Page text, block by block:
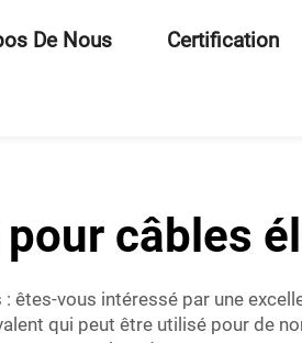
De Nous Certification
pour câbles
êtes-vous intéressé par une
qui peut être utilisé pour de